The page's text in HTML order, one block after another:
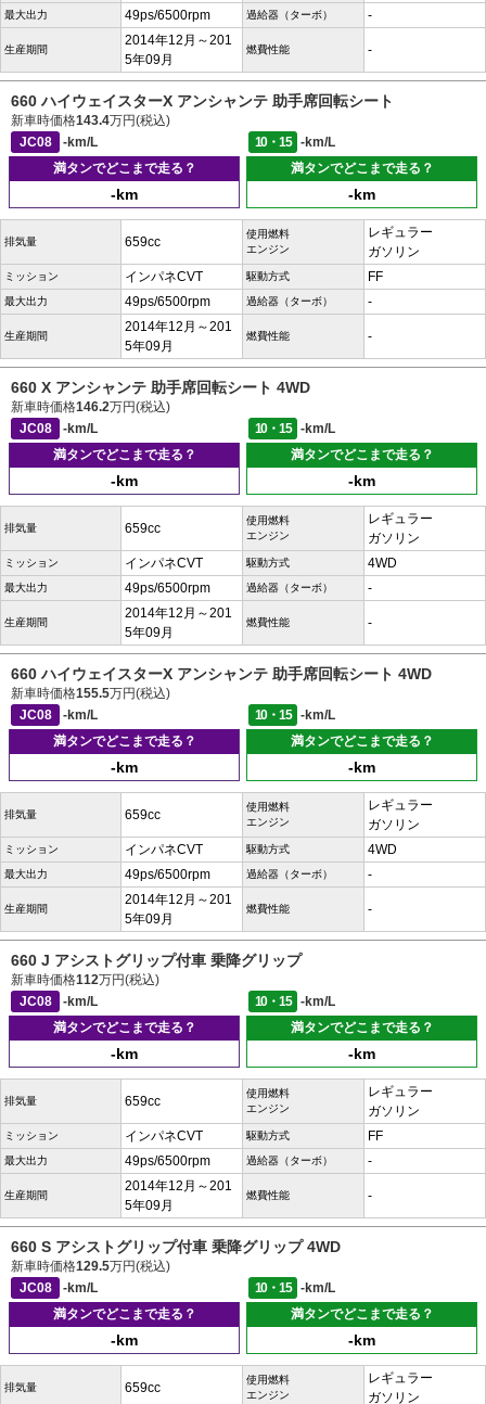
最大出力 49ps/6500rpm 過給器（ターボ） -
生産期間
2014年12月～201
5年09月
燃費性能 -
660 ハイウェイスターX アンシャンテ 助手席回転シート
新車時価格143.4万円(税込)
JC08
-km/L 10・15
-km/L
満タンでどこまで走る？
-km
満タンでどこまで走る？
-km
排気量 659cc
使用燃料
エンジン
レギュラー
ガソリン
ミッション インパネCVT 駆動方式 FF
最大出力 49ps/6500rpm 過給器（ターボ） -
生産期間
2014年12月～201
5年09月
燃費性能 -
660 X アンシャンテ 助手席回転シート 4WD
新車時価格146.2万円(税込)
JC08
-km/L 10・15
-km/L
満タンでどこまで走る？
-km
満タンでどこまで走る？
-km
排気量 659cc
使用燃料
エンジン
レギュラー
ガソリン
ミッション インパネCVT 駆動方式 4WD
最大出力 49ps/6500rpm 過給器（ターボ） -
生産期間
2014年12月～201
5年09月
燃費性能 -
660 ハイウェイスターX アンシャンテ 助手席回転シート 4WD
新車時価格155.5万円(税込)
JC08
-km/L 10・15
-km/L
満タンでどこまで走る？
-km
満タンでどこまで走る？
-km
排気量 659cc
使用燃料
エンジン
レギュラー
ガソリン
ミッション インパネCVT 駆動方式 4WD
最大出力 49ps/6500rpm 過給器（ターボ） -
生産期間
2014年12月～201
5年09月
燃費性能 -
660 J アシストグリップ付車 乗降グリップ
新車時価格112万円(税込)
JC08
-km/L 10・15
-km/L
満タンでどこまで走る？
-km
満タンでどこまで走る？
-km
排気量 659cc
使用燃料
エンジン
レギュラー
ガソリン
ミッション インパネCVT 駆動方式 FF
最大出力 49ps/6500rpm 過給器（ターボ） -
生産期間
2014年12月～201
5年09月
燃費性能 -
660 S アシストグリップ付車 乗降グリップ 4WD
新車時価格129.5万円(税込)
JC08
-km/L 10・15
-km/L
満タンでどこまで走る？
-km
満タンでどこまで走る？
-km
排気量 659cc
使用燃料
エンジン
レギュラー
ガソリン